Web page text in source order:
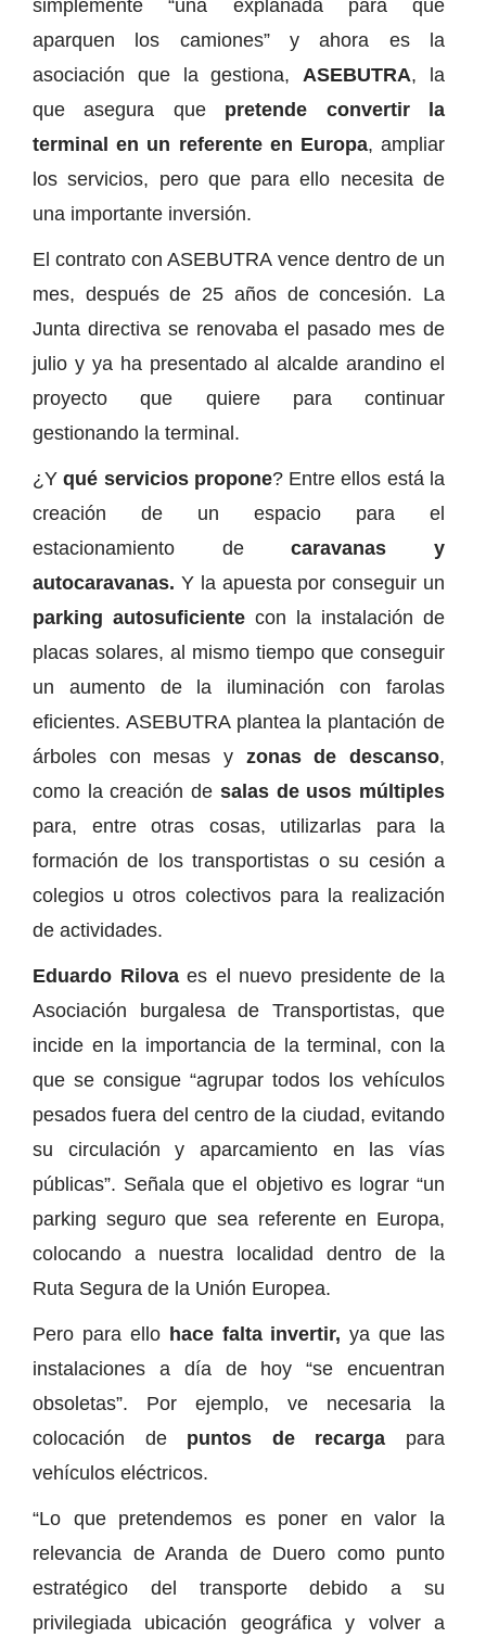
simplemente “una explanada para que
aparquen los camiones” y ahora es la
asociación que la gestiona, ASEBUTRA, la
que asegura que pretende convertir la
terminal en un referente en Europa, ampliar
los servicios, pero que para ello necesita de
una importante inversión.
El contrato con ASEBUTRA vence dentro de un
mes, después de 25 años de concesión. La
Junta directiva se renovaba el pasado mes de
julio y ya ha presentado al alcalde arandino el
proyecto que quiere para continuar
gestionando la terminal.
¿Yqué servicios propone? Entre ellos está la
creación de un espacio para el
estacionamiento decaravanas y
autocaravanas. Y la apuesta por conseguir un
parking autosuficiente con la instalación de
placas solares, al mismo tiempo que conseguir
un aumento de la iluminación con farolas
eficientes. ASEBUTRA plantea la plantación de
árboles con mesas y zonas de descanso,
como la creación de salas de usos múltiples
para, entre otras cosas, utilizarlas para la
formación de los transportistas o su cesión a
colegios u otros colectivos para la realización
de actividades.
Eduardo Rilovaes el nuevo presidente de la
Asociación burgalesa de Transportistas, que
incide en la importancia de la terminal, con la
que se consigue “agrupar todos los vehículos
pesados fuera del centro de la ciudad, evitando
su circulación y aparcamiento en las vías
públicas”. Señala que el objetivo es lograr “un
parking seguro que sea referente en Europa,
colocando a nuestra localidad dentro de la
Ruta Segura de la Unión Europea.
Pero para ellohace falta invertir, ya que las
instalaciones a día de hoy “se encuentran
obsoletas”. Por ejemplo, ve necesaria la
colocación de puntos de recarga para
vehículos eléctricos.
“Lo que pretendemos es poner en valor la
relevancia de Aranda de Duero como punto
estratégico del transporte debido a su
privilegiada ubicación geográfica y volver a